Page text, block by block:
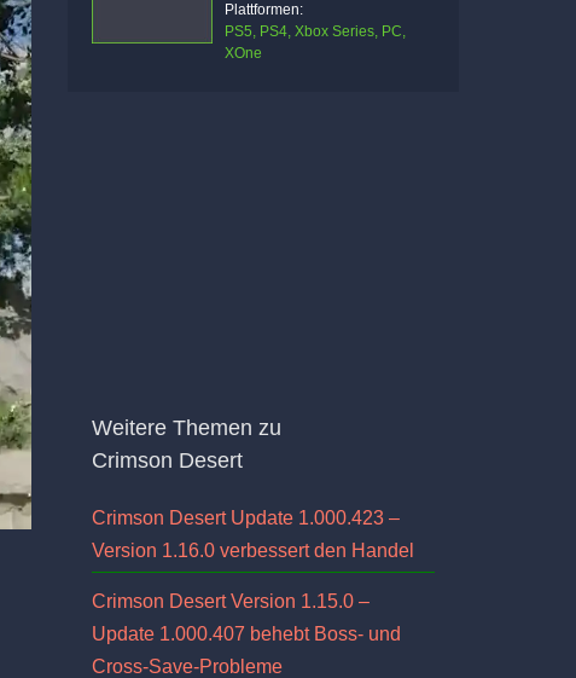
Plattformen:
PS5, PS4, Xbox Series, PC,
XOne
Weitere Themen zu
Crimson Desert
Crimson Desert Update 1.000.423 –
Version 1.16.0 verbessert den Handel
Crimson Desert Version 1.15.0 –
Update 1.000.407 behebt Boss- und
Cross-Save-Probleme